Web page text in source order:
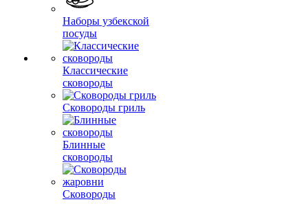
Наборы узбекской
посуды
Классические
сковороды
Сковороды гриль
Блинные
сковороды
Сковороды